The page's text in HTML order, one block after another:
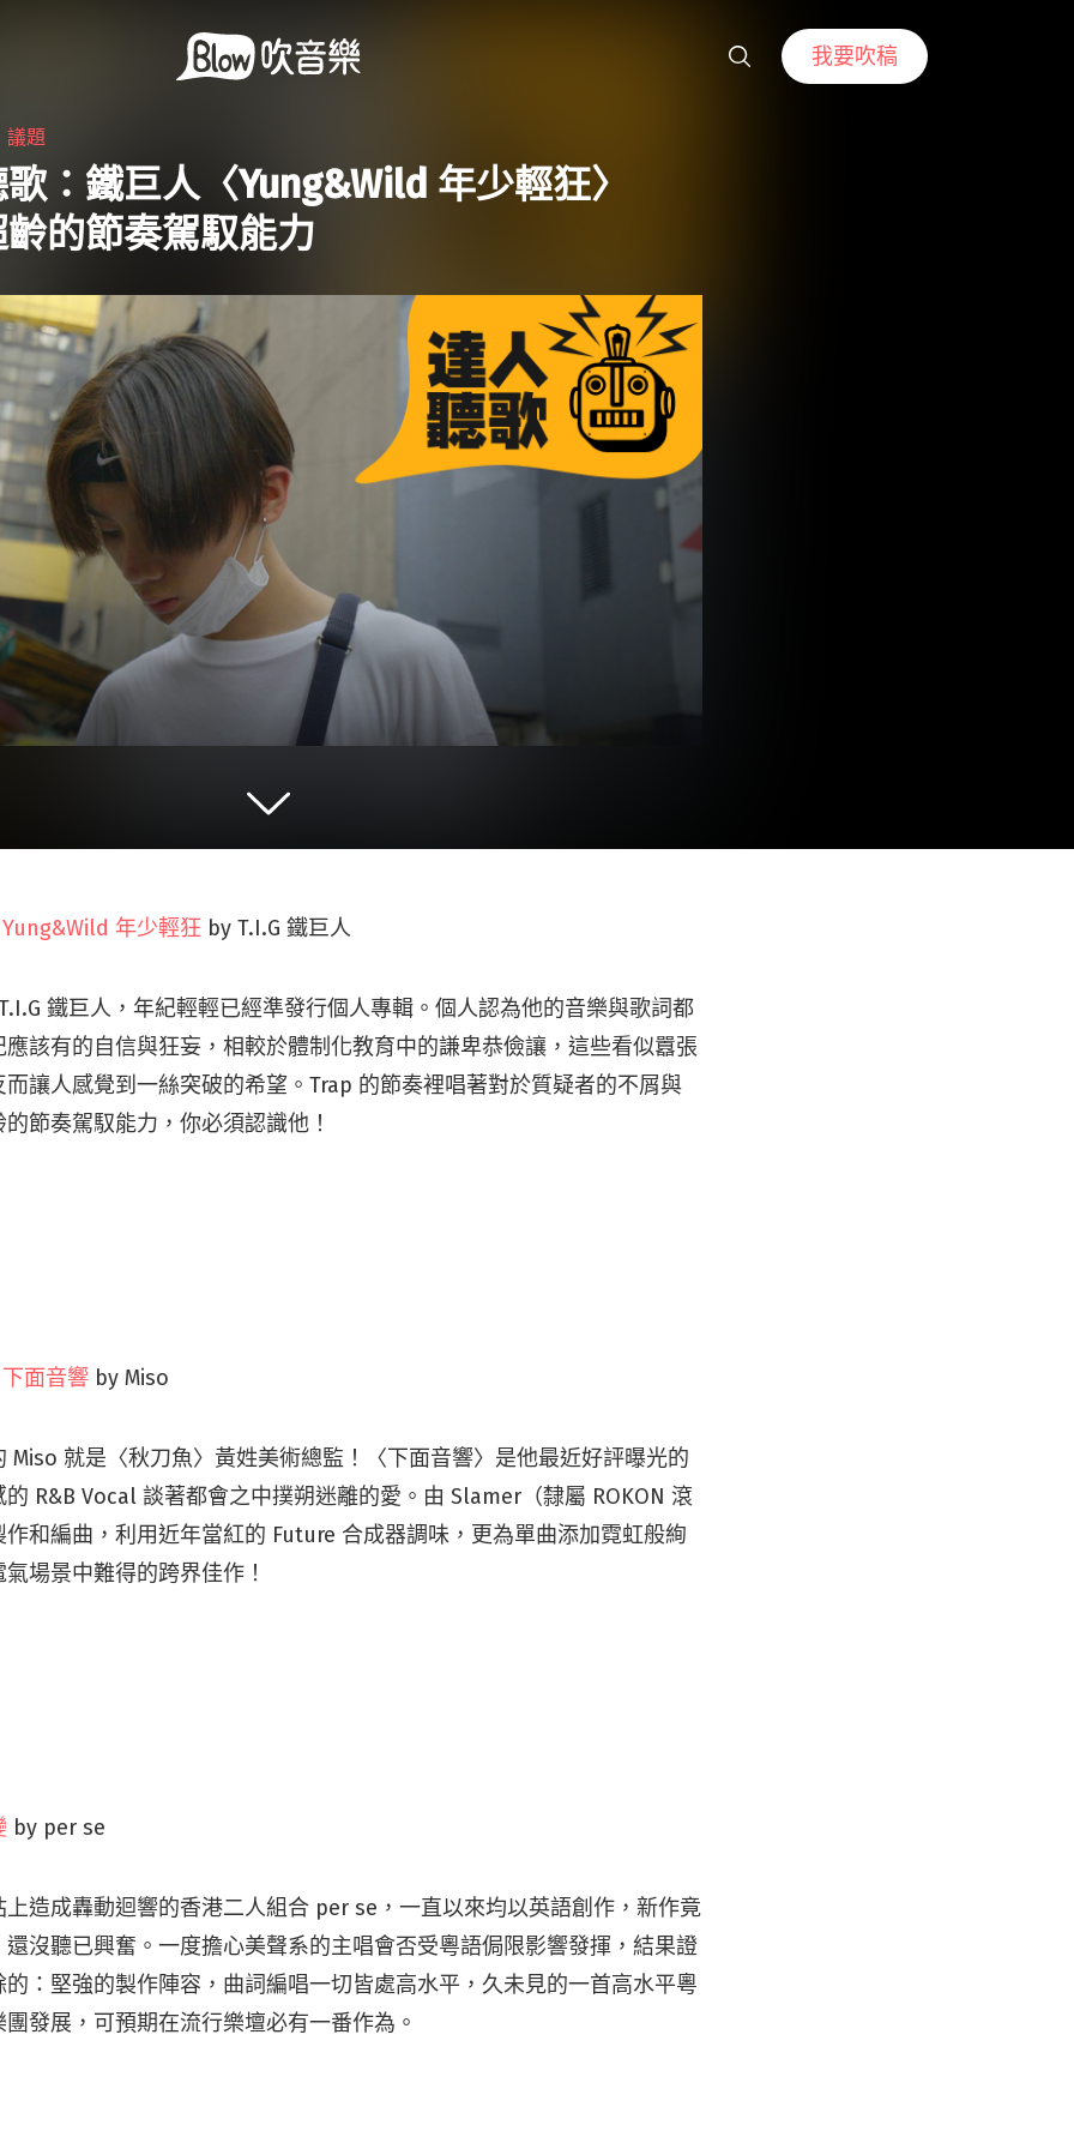
我要吹稿
議題
：鐵巨人〈Yung&Wild 年少輕狂〉
的節奏駕馭能力
Yung&Wild 年少輕狂 by T.I.G 鐵巨人
鐵巨人，年紀輕輕已經準發行個人專輯。個人認為他的音樂與歌詞都
該有的自信與狂妄，相較於體制化教育中的謙卑恭儉讓，這些看似囂張
讓人感覺到一絲突破的希望。Trap 的節奏裡唱著對於質疑者的不屑與
節奏駕馭能力，你必須認識他！
下面音響 by Miso
Miso 就是〈秋刀魚〉黃姓美術總監！〈下面音響〉是他最近好評曝光的
R&B Vocal 談著都會之中撲朔迷離的愛。由 Slamer（隸屬 ROKON 滾
和編曲，利用近年當紅的 Future 合成器調味，更為單曲添加霓虹般絢
場景中難得的跨界佳作！
by per se
造成轟動迴響的香港二人組合 per se，一直以來均以英語創作，新作竟
沒聽已興奮。一度擔心美聲系的主唱會否受粵語侷限影響發揮，結果證
：堅強的製作陣容，曲詞編唱一切皆處高水平，久未見的一首高水平粵
發展，可預期在流行樂壇必有一番作為。